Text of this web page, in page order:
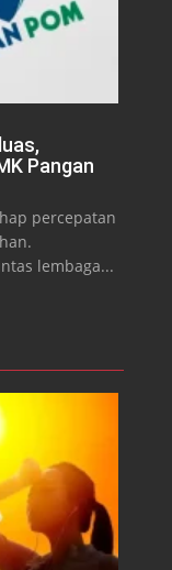
Pangan
percepatan
lembaga...